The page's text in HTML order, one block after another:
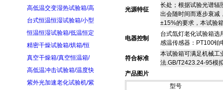
高低温交变湿热试验箱/高
台式恒温恒湿试验箱/小型
恒温恒湿试验箱/低温恒定
精密干燥试验箱/烘箱/恒
真空干燥箱/真空恒温箱/
高低温冲击试验箱/温度快
紫外光加速老化试验机/紫
光源特征
长处；根据试验光谱辐
出会随时间而逐步衰减
±15%的要求，本试验
电器控制
台式氙灯老化试验箱选
感温传感器：PT100铂
符合标准
本试验箱可满足机械工
法.GB/T2423.24-95模
产品图片
型号